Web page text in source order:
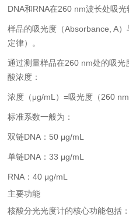
DNA和RNA在260 nm波长处吸光
样品的吸光度（Absorbance, A
定律）。
通过测量样品在260 nm处的吸
酸浓度：
浓度（μg/mL）=吸光度（260
标准系数一般为：
双链DNA：50 μg/mL
单链DNA：33 μg/mL
RNA：40 μg/mL
主要功能
核酸分光光度计的核心功能包括：